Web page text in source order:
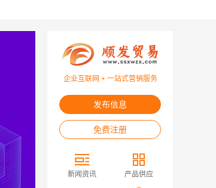
企业互联网 + 一站式营销服务
发布信息
免费注册
新闻资讯 产品供应